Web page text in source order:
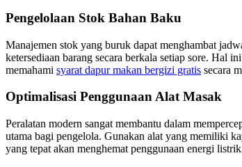
Pengelolaan Stok Bahan Baku
Manajemen stok yang buruk dapat menghambat
ketersediaan barang secara berkala setiap sore. Hal
memahami syarat dapur makan bergizi gratis secara
Optimalisasi Penggunaan Alat Masak
Peralatan modern sangat membantu dalam
utama bagi pengelola. Gunakan alat yang memiliki
yang tepat akan menghemat penggunaan energi